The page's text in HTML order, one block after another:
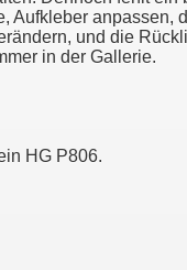
Aufkleber anpassen,
und die
in der Gallerie.
HG P806.